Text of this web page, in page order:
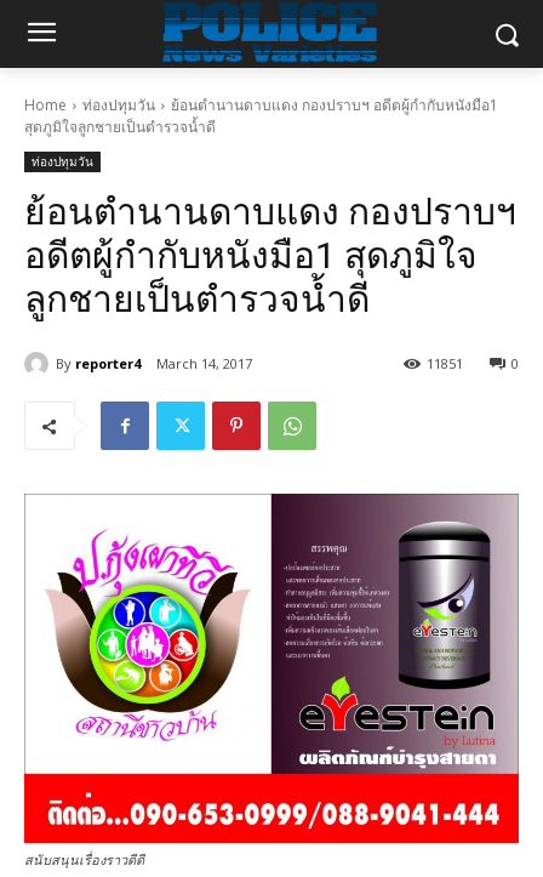
Home ท่องปทุมวัน
ย้อนตำนานดาบแดง กองปราบฯ อดีตผู้กำกับหนังมือ1
สุดภูมิใจลูกชายเป็นตำรวจน้ำดี
ท่องปทุมวัน
ย้อนตำนานดาบแดง กองปราบฯ
อดีตผู้กำกับหนังมือ1 สุดภูมิใจ
ลูกชายเป็นตำรวจน้ำดี
By reporter4 March 14, 2017 0
11851
สนับสนุนเรื่องราวดีดี